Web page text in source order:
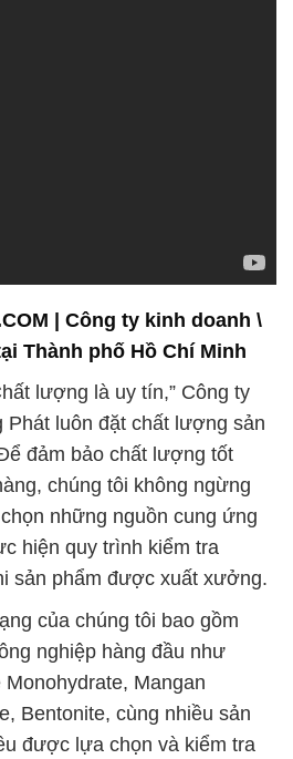
| Công ty kinh doanh \
Thành phố Hồ Chí Minh
lượng là uy tín,” Công ty
luôn đặt chất lượng sản
đảm bảo chất lượng tốt
chúng tôi không ngừng
những nguồn cung ứng
hiện quy trình kiểm tra
sản phẩm được xuất xưởng.
của chúng tôi bao gồm
nghiệp hàng đầu như
Mangan
Bentonite, cùng nhiều sản
được lựa chọn và kiểm tra